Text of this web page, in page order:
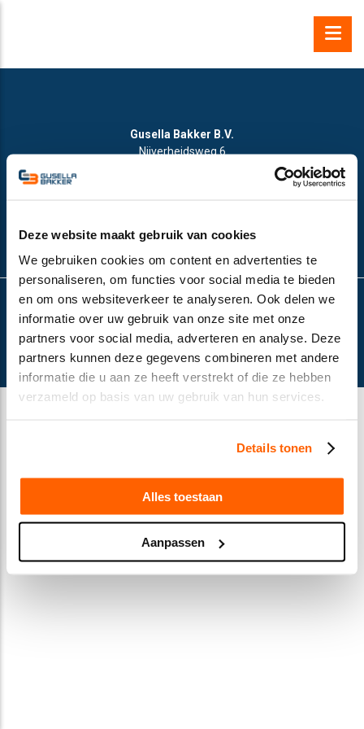
Deze website maakt gebruik van cookies
We gebruiken cookies om content en advertenties te
personaliseren, om functies voor social media te bieden
en om ons websiteverkeer te analyseren. Ook delen we
informatie over uw gebruik van onze site met onze
partners voor social media, adverteren en analyse. Deze
partners kunnen deze gegevens combineren met andere
informatie die u aan ze heeft verstrekt of die ze hebben
verzameld op basis van uw gebruik van hun services.
Details tonen
Alles toestaan
Aanpassen
Gusella Bakker B.V.
Nijverheidsweg 6
info@gusella-bakker.com
© Gusella Bakker 2024
Privacy Statement